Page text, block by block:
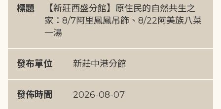
標題
【新莊西盛分館】原住民的自然共生之
家：8/7阿里鳳鳳吊飾、8/22阿美族八菜
一湯
發布單位 新莊中港分館
發佈時間 2026-08-07